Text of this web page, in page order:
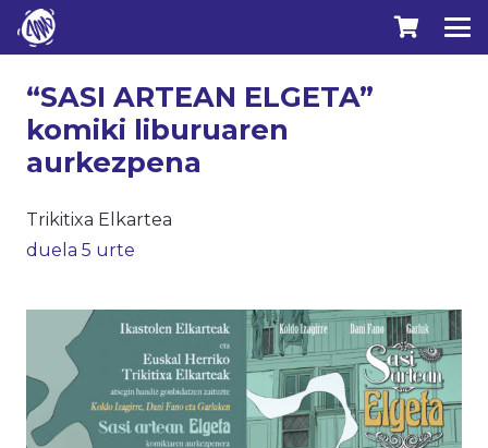
“SASI ARTEAN ELGETA”
komiki liburuaren
aurkezpena
Trikitixa Elkartea
duela 5 urte